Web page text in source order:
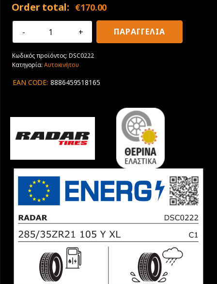
Order total: €170.00
285/35R21
Radar
Dimax
ποσότητα
ΠΑΡΑΓΓΕΛΙΑ
Κωδικός προϊόντος:DSC0222
Κατηγορία: Αυτοκινήτου
EAN CODE: 8886459518165